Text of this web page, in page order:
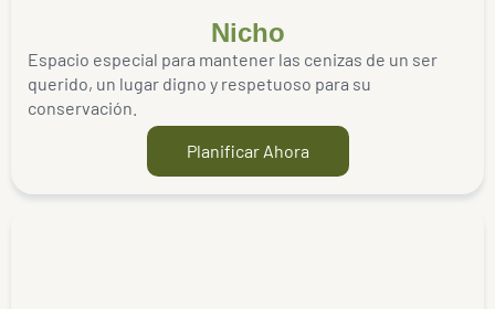
Nicho
Espacio especial para mantener las cenizas de un ser
querido, un lugar digno y respetuoso para su
conservación.
Planificar Ahora